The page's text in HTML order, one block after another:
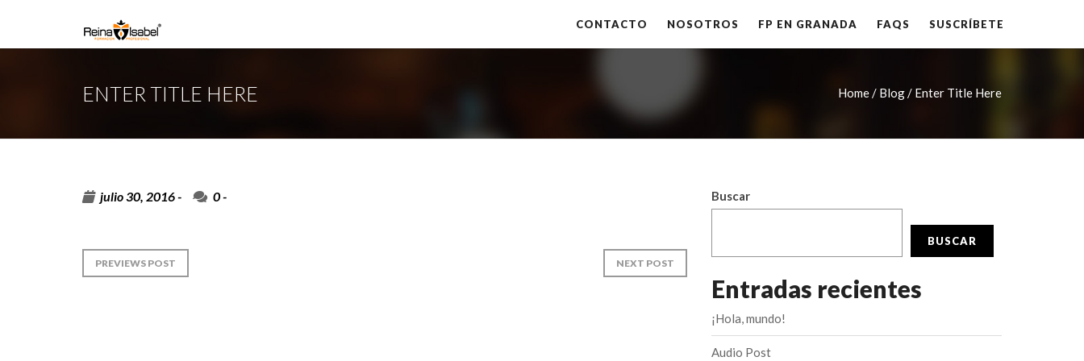
CONTACTO NOSOTROS FP EN GRANADA FAQS SUSCRÍBETE
ENTER TITLE HERE Home / Blog / Enter Title Here
julio 30, 2016 - 0-
PREVIEWS POST NEXT POST
Buscar
BUSCAR
Entradas recientes
¡Hola, mundo!
Audio Post